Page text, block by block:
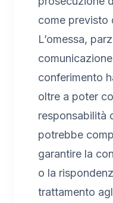
come previsto
L’omessa,
conferimento
oltre a poter
responsabilità
potrebbe
garantire la
o la
trattamento